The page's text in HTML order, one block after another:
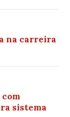
na carreira
sistema